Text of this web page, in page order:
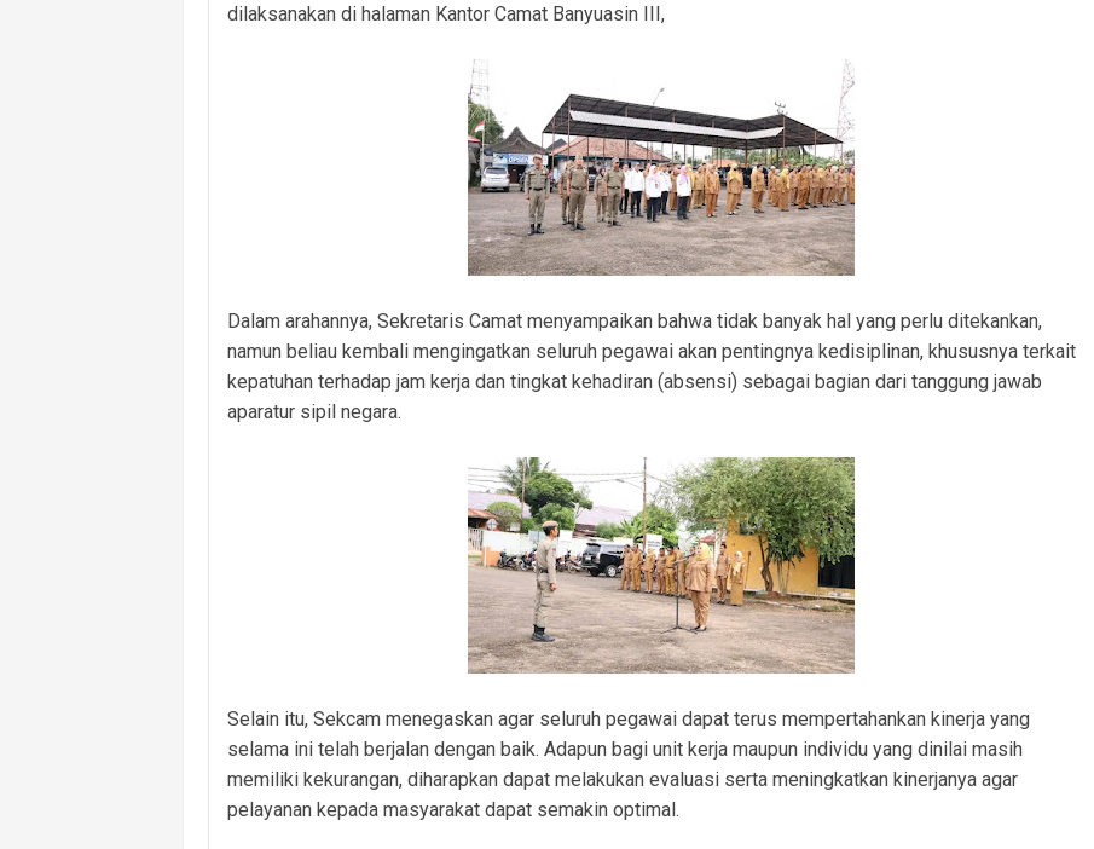
dilaksanakan di halaman Kantor Camat Banyuasin III,
Dalam arahannya, Sekretaris Camat menyampaikan bahwa tidak banyak hal yang perlu ditekankan,
namun beliau kembali mengingatkan seluruh pegawai akan pentingnya kedisiplinan, khususnya terkait
kepatuhan terhadap jam kerja dan tingkat kehadiran (absensi) sebagai bagian dari tanggung jawab
aparatur sipil negara.
Selain itu, Sekcam menegaskan agar seluruh pegawai dapat terus mempertahankan kinerja yang
selama ini telah berjalan dengan baik. Adapun bagi unit kerja maupun individu yang dinilai masih
memiliki kekurangan, diharapkan dapat melakukan evaluasi serta meningkatkan kinerjanya agar
pelayanan kepada masyarakat dapat semakin optimal.